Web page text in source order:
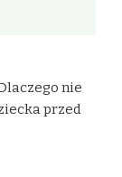
nie
przed